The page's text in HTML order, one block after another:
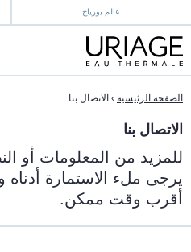
عالم يورياج
الصفحة الرئيسية › الاتصال بنا
الاتصال بنا
للمزيد من المعلومات أو
يرجى ملء الاستمارة
أقرب وقت ممكن.